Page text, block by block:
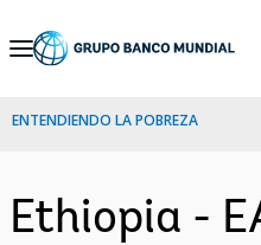
Skip
Navigation
ENTENDIENDO LA POBREZA
Ethiopia -